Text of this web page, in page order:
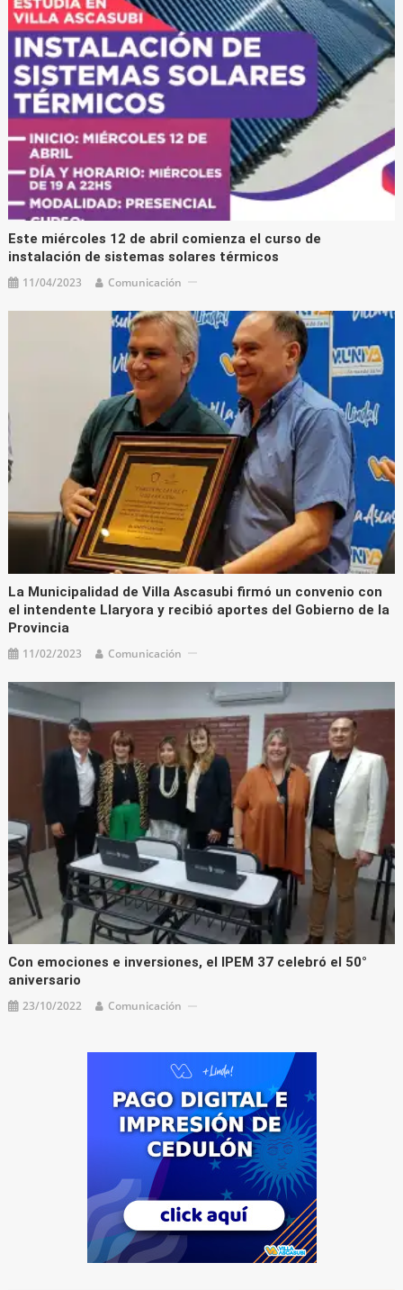
Este miércoles 12 de abril comienza el curso de
instalación de sistemas solares térmicos
11/04/2023 Comunicación
La Municipalidad de Villa Ascasubi firmó un convenio con
el intendente Llaryora y recibió aportes del Gobierno de la
Provincia
11/02/2023 Comunicación
Con emociones e inversiones, el IPEM 37 celebró el 50°
aniversario
23/10/2022 Comunicación